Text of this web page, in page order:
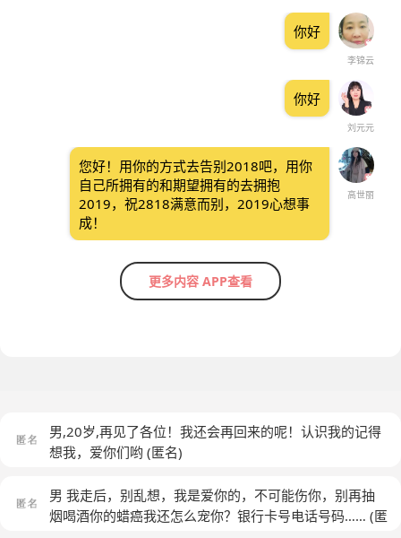
李锦云
你好
刘元元
你好
高世丽
您好！用你的方式去告别2018吧，用你
自己所拥有的和期望拥有的去拥抱
2019，祝2818满意而别，2019心想事
成！
更多内容 APP查看
男,20岁,再见了各位！我还会再回来的呢！认识我的记得
想我，爱你们哟 (匿名)
男 我走后，别乱想，我是爱你的，不可能伤你，别再抽
烟喝酒你的蜡癌我还怎么宠你？银行卡号电话号码…… (匿